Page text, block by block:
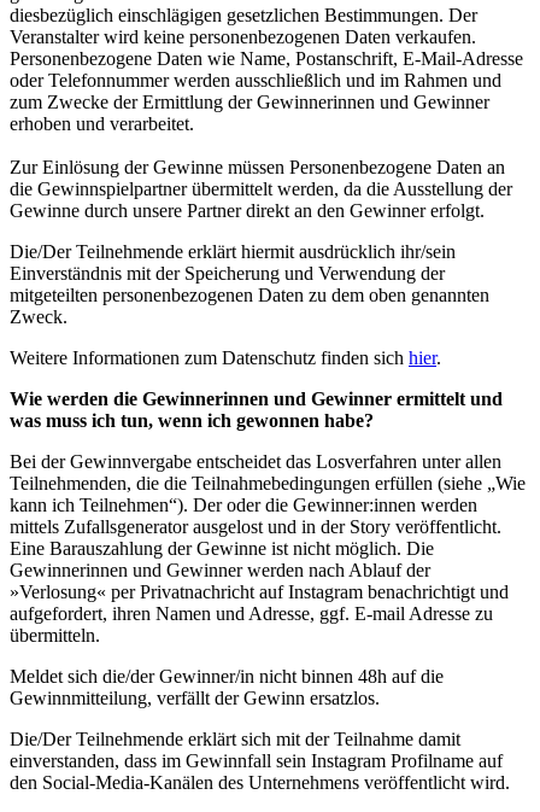
diesbezüglich einschlägigen gesetzlichen Bestimmungen. Der
Veranstalter wird keine personenbezogenen Daten verkaufen.
Personenbezogene Daten wie Name, Postanschrift, E-Mail-Adresse
oder Telefonnummer werden ausschließlich und im Rahmen und
zum Zwecke der Ermittlung der Gewinnerinnen und Gewinner
erhoben und verarbeitet.
Zur Einlösung der Gewinne müssen Personenbezogene Daten an
die Gewinnspielpartner übermittelt werden, da die Ausstellung der
Gewinne durch unsere Partner direkt an den Gewinner erfolgt.
Die/Der Teilnehmende erklärt hiermit ausdrücklich ihr/sein
Einverständnis mit der Speicherung und Verwendung der
mitgeteilten personenbezogenen Daten zu dem oben genannten
Zweck.
Weitere Informationen zum Datenschutz finden sich hier.
Wie werden die Gewinnerinnen und Gewinner ermittelt und
was muss ich tun, wenn ich gewonnen habe?
Bei der Gewinnvergabe entscheidet das Losverfahren unter allen
Teilnehmenden, die die Teilnahmebedingungen erfüllen (siehe „Wie
kann ich Teilnehmen“). Der oder die Gewinner:innen werden
mittels Zufallsgenerator ausgelost und in der Story veröffentlicht.
Eine Barauszahlung der Gewinne ist nicht möglich. Die
Gewinnerinnen und Gewinner werden nach Ablauf der
»Verlosung« per Privatnachricht auf Instagram benachrichtigt und
aufgefordert, ihren Namen und Adresse, ggf. E-mail Adresse zu
übermitteln.
Meldet sich die/der Gewinner/in nicht binnen 48h auf die
Gewinnmitteilung, verfällt der Gewinn ersatzlos.
Die/Der Teilnehmende erklärt sich mit der Teilnahme damit
einverstanden, dass im Gewinnfall sein Instagram Profilname auf
den Social-Media-Kanälen des Unternehmens veröffentlicht wird.